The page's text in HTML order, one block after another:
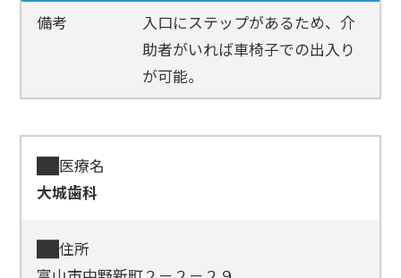
備考
入口にステップがあるため、介
助者がいれば車椅子での出入り
が可能。
医療名
大城歯科
住所